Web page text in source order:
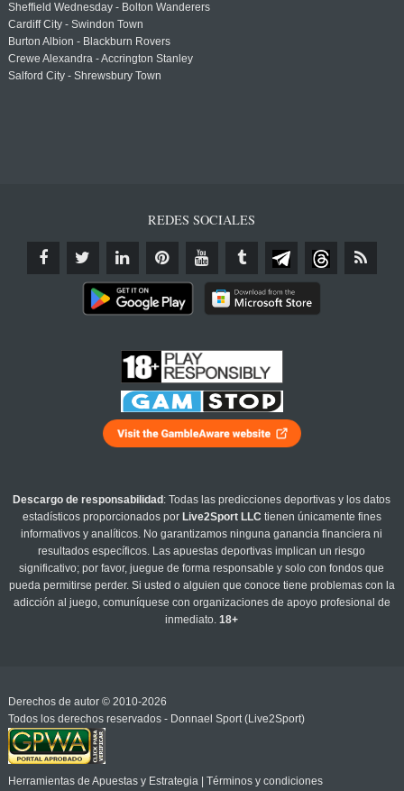
Sheffield Wednesday - Bolton Wanderers
Cardiff City - Swindon Town
Burton Albion - Blackburn Rovers
Crewe Alexandra - Accrington Stanley
Salford City - Shrewsbury Town
REDES SOCIALES
Descargo de responsabilidad : Todas las predicciones deportivas y los datos
estadísticos proporcionados por Live2Sport LLC tienen únicamente fines
informativos y analíticos. No garantizamos ninguna ganancia financiera ni
resultados específicos. Las apuestas deportivas implican un riesgo
significativo; por favor, juegue de forma responsable y solo con fondos que
pueda permitirse perder. Si usted o alguien que conoce tiene problemas con la
adicción al juego, comuníquese con organizaciones de apoyo profesional de
inmediato.18+
Derechos de autor © 2010-2026
Todos los derechos reservados - Donnael Sport (Live2Sport)
Herramientas de Apuestas y Estrategia| Términos y condiciones